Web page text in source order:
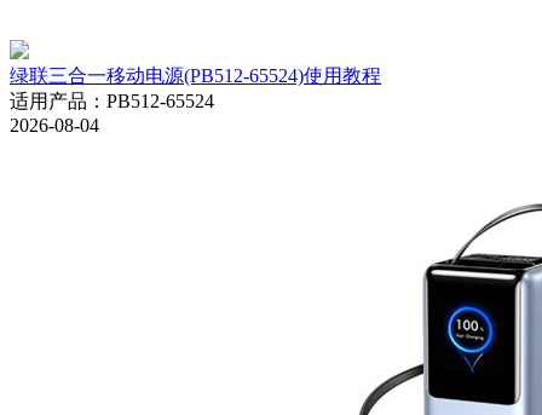
绿联三合一移动电源(PB512-65524)使用教程
适用产品 ： PB512-65524
2026-08-04